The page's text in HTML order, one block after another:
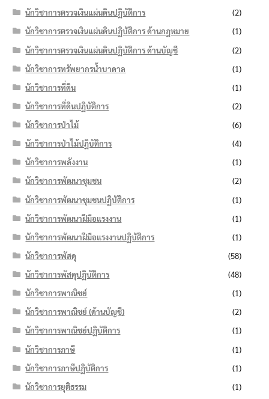
นักวิชาการตรวจเงินแผ่นดินปฏิบัติการ
(2)
นักวิชาการตรวจเงินแผ่นดินปฏิบัติการ ด้านกฎหมาย
(1)
นักวิชาการตรวจเงินแผ่นดินปฏิบัติการ ด้านบัญชี
(2)
นักวิชาการทรัพยากรน้ำบาดาล
(1)
นักวิชาการที่ดิน
(1)
นักวิชาการที่ดินปฏิบัติการ
(2)
นักวิชาการป่าไม้
(6)
นักวิชาการป่าไม้ปฏิบัติการ
(4)
นักวิชาการพลังงาน
(1)
นักวิชาการพัฒนาชุมชน
(2)
นักวิชาการพัฒนาชุมชนปฏิบัติการ
(1)
นักวิชาการพัฒนาฝีมือแรงงาน
(1)
นักวิชาการพัฒนาฝีมือแรงงานปฏิบัติการ
(1)
นักวิชาการพัสดุ
(58)
นักวิชาการพัสดุปฏิบัติการ
(48)
นักวิชาการพาณิชย์
(1)
นักวิชาการพาณิชย์ (ด้านบัญชี)
(2)
นักวิชาการพาณิชย์ปฏิบัติการ
(1)
นักวิชาการภาษี
(1)
นักวิชาการภาษีปฏิบัติการ
(1)
นักวิชาการยุติธรรม
(1)